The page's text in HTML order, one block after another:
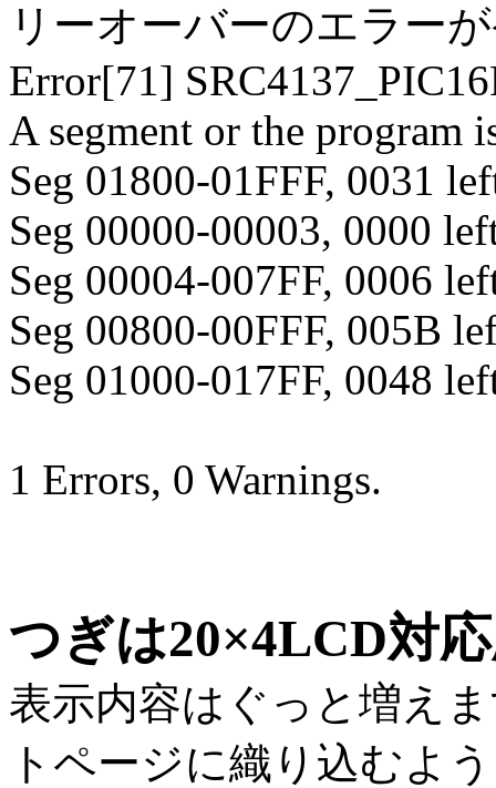
リーオーバーのエラー
Error[71]
A segment or the program
Seg 01800-01FFF, 0031
Seg 00000-00003, 0000
Seg 00004-007FF, 0006
Seg 00800-00FFF, 005B
Seg 01000-017FF, 0048
1 Errors, 0 Warnings.
つぎは20×4LCD対
表示内容はぐっと増え
トページに織り込むよ